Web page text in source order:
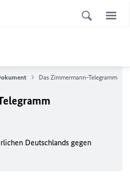
Das Zimmermann-Telegramm
Deutschlands gegen